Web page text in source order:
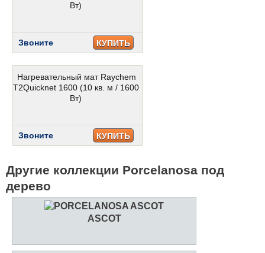
Вт)
Звоните КУПИТЬ
Нагревательный мат Raychem
T2Quicknet 1600 (10 кв. м / 1600
Вт)
Звоните КУПИТЬ
Другие коллекции Porcelanosa под
дерево
ASCOT